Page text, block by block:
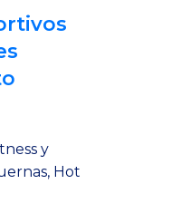
y
, Hot